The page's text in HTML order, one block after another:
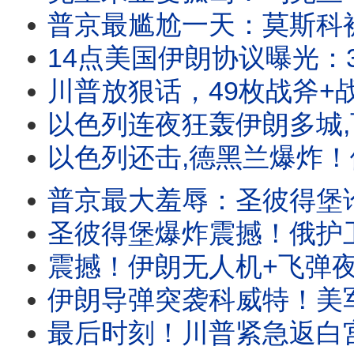
普京最尴尬一天：莫斯科被打成加沙，自家导弹
14点美国伊朗协议曝光：3000亿美金砸
川普放狠话，49枚战斧+战机群狂轰伊朗
以色列连夜狂轰伊朗多城,瓦希迪被定点清除？乌克
以色列还击,德黑兰爆炸！伊朗多波空袭以色列，
普京最大羞辱：圣彼得堡论坛期间遭袭，秋明最大炼油厂
圣彼得堡爆炸震撼！俄护卫舰当场焚毁，乌克兰
震撼！伊朗无人机+飞弹夜袭美军基地，伊
伊朗导弹突袭科威特！美军战机被击落？街头
最后时刻！川普紧急返白宫，巴参谋长